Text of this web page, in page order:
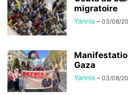
migratoire
Yannis - 03/08/
Gaza
Yannis - 03/08/